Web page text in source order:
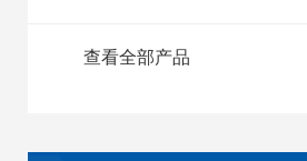
查看全部产品